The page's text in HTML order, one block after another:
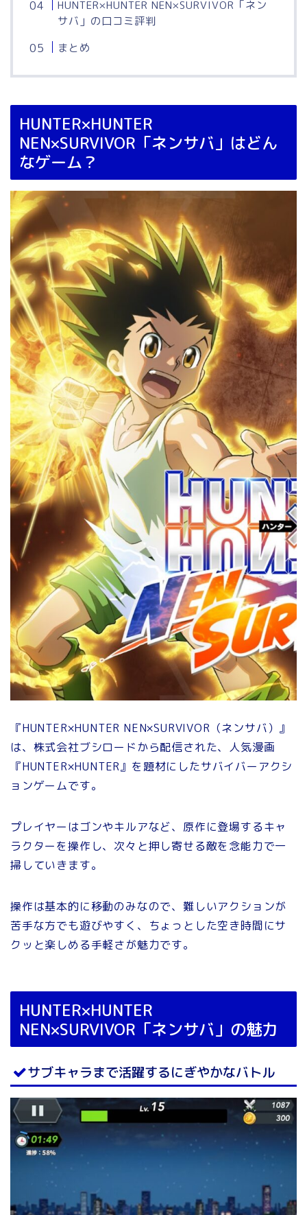
HUNTER×HUNTER NEN×SURVIVOR「ネン
サバ」の口コミ評判
まとめ
HUNTER×HUNTER
NEN×SURVIVOR「ネンサバ」はどん
なゲーム？
『HUNTER×HUNTER NEN×SURVIVOR（ネンサバ）』
は、株式会社ブシロードから配信された、人気漫画
『HUNTER×HUNTER』を題材にしたサバイバーアクシ
ョンゲームです。
プレイヤーはゴンやキルアなど、原作に登場するキャ
ラクターを操作し、次々と押し寄せる敵を念能力で一
掃していきます。
操作は基本的に移動のみなので、難しいアクションが
苦手な方でも遊びやすく、ちょっとした空き時間にサ
クッと楽しめる手軽さが魅力です。
HUNTER×HUNTER
NEN×SURVIVOR「ネンサバ」の魅力
サブキャラまで活躍するにぎやかなバトル